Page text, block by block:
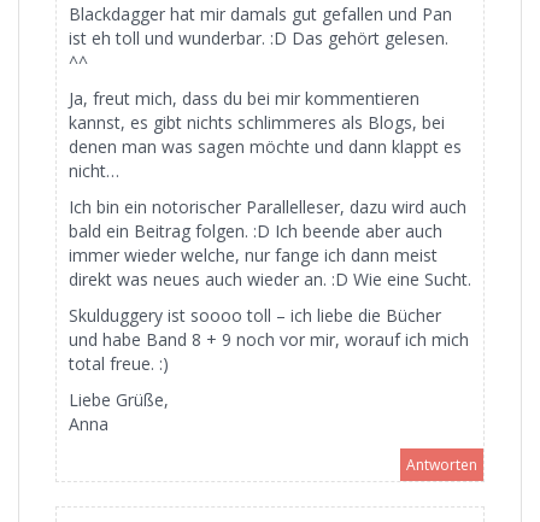
Blackdagger hat mir damals gut gefallen und Pan
ist eh toll und wunderbar. :D Das gehört gelesen.
^^
Ja, freut mich, dass du bei mir kommentieren
kannst, es gibt nichts schlimmeres als Blogs, bei
denen man was sagen möchte und dann klappt es
nicht…
Ich bin ein notorischer Parallelleser, dazu wird auch
bald ein Beitrag folgen. :D Ich beende aber auch
immer wieder welche, nur fange ich dann meist
direkt was neues auch wieder an. :D Wie eine Sucht.
Skulduggery ist soooo toll – ich liebe die Bücher
und habe Band 8 + 9 noch vor mir, worauf ich mich
total freue. :)
Liebe Grüße,
Anna
Antworten